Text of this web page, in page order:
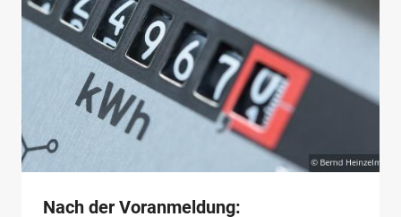
Nach der Voranmeldung: